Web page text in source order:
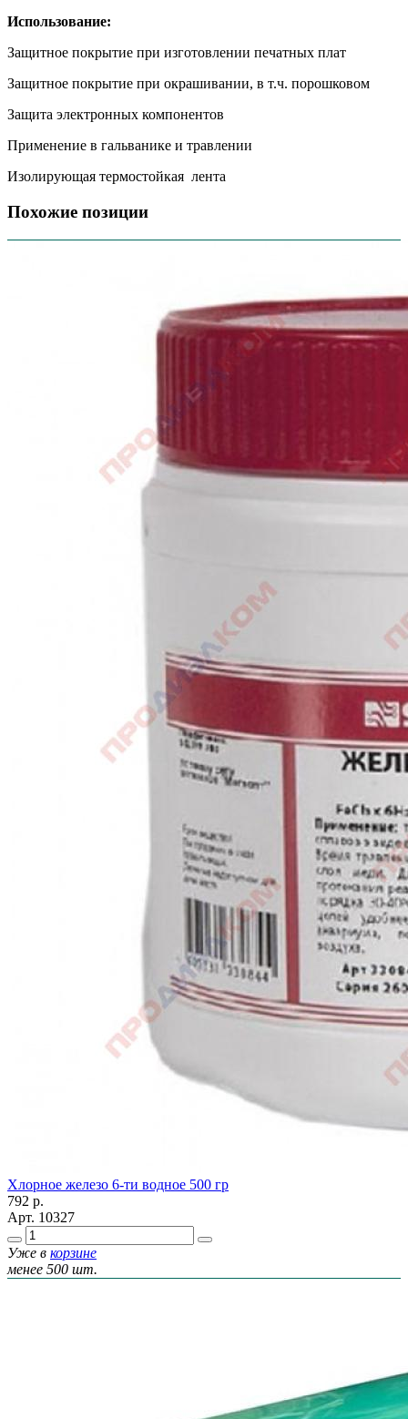
Использование:
Защитное покрытие при изготовлении печатных плат
Защитное покрытие при окрашивании, в т.ч. порошковом
Защита электронных компонентов
Применение в гальванике и травлении
Изолирующая термостойкая лента
Похожие позиции
Хлорное железо 6-ти водное 500 гр
792 р.
Арт. 10327
Уже в корзине
менее 500 шт.